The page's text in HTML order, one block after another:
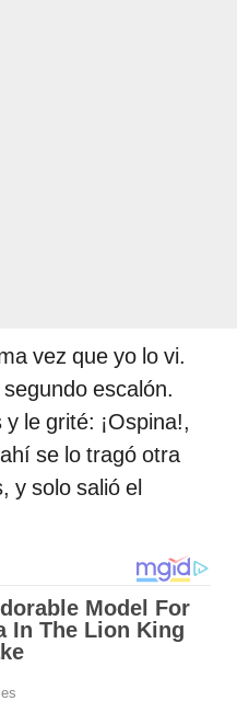
vez que yo lo vi.
escalón.
le grité: ¡Ospina!,
se lo tragó otra
y solo salió el